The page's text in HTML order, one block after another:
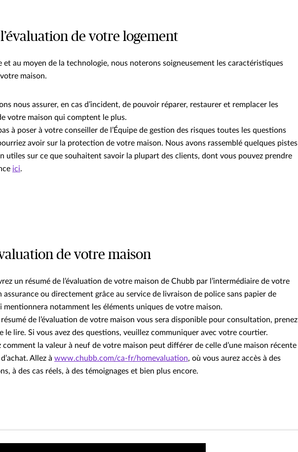
de votre logement
et au moyen de la technologie, nous noterons soigneusement les caractéristiques
maison.
nous assurer, en cas d’incident, de pouvoir réparer, restaurer et remplacer les
votre maison qui comptent le plus.
à poser à votre conseiller de l’Équipe de gestion des risques toutes les questions
avoir sur la protection de votre maison. Nous avons rassemblé quelques pistes
utiles sur ce que souhaitent savoir la plupart des clients, dont vous pouvez prendre
ici.
de votre maison
un résumé de l’évaluation de votre maison de Chubb par l’intermédiaire de votre
assurance ou directement grâce au service de livraison de police sans papier de
mentionnera notamment les éléments uniques de votre maison.
résumé de l’évaluation de votre maison vous sera disponible pour consultation, prenez
le lire. Si vous avez des questions, veuillez communiquer avec votre courtier.
comment la valeur à neuf de votre maison peut différer de celle d’une maison récente
Allez à www.chubb.com/ca-fr/homevaluation, où vous aurez accès à des
à des cas réels, à des témoignages et bien plus encore.